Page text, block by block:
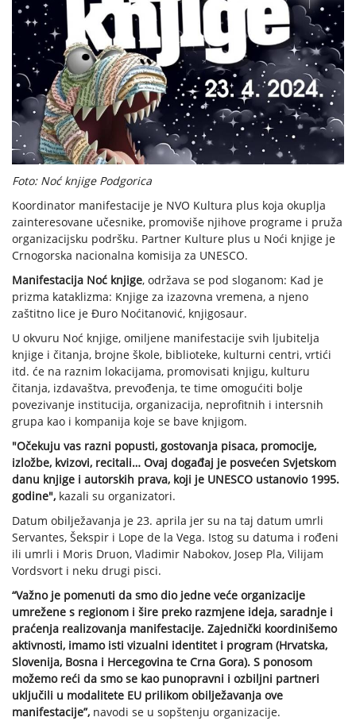
Foto: Noć knjige Podgorica
Koordinator manifestacije je NVO Kultura plus koja okuplja
zainteresovane učesnike, promoviše njihove programe i pruža
organizacijsku podršku. Partner Kulture plus u Noći knjige je
Crnogorska nacionalna komisija za UNESCO.
Manifestacija Noć knjige, održava se pod sloganom: Kad je
prizma kataklizma: Knjige za izazovna vremena, a njeno
zaštitno lice je Đuro Noćitanović, knjigosaur.
U okvuru Noć knjige, omiljene manifestacije svih ljubitelja
knjige i čitanja, brojne škole, biblioteke, kulturni centri, vrtići
itd. će na raznim lokacijama, promovisati knjigu, kulturu
čitanja, izdavaštva, prevođenja, te time omogućiti bolje
povezivanje institucija, organizacija, neprofitnih i intersnih
grupa kao i kompanija koje se bave knjigom.
"Očekuju vas razni popusti, gostovanja pisaca, promocije,
izložbe, kvizovi, recitali… Ovaj događaj je posvećen Svjetskom
danu knjige i autorskih prava, koji je UNESCO ustanovio 1995.
godine", kazali su organizatori.
Datum obilježavanja je 23. aprila jer su na taj datum umrli
Servantes, Šekspir i Lope de la Vega. Istog su datuma i rođeni
ili umrli i Moris Druon, Vladimir Nabokov, Josep Pla, Vilijam
Vordsvort i neku drugi pisci.
“Važno je pomenuti da smo dio jedne veće organizacije
umrežene s regionom i šire preko razmjene ideja, saradnje i
praćenja realizovanja manifestacije. Zajednički koordinišemo
aktivnosti, imamo isti vizualni identitet i program (Hrvatska,
Slovenija, Bosna i Hercegovina te Crna Gora). S ponosom
možemo reći da smo se kao punopravni i ozbiljni partneri
uključili u modalitete EU prilikom obilježavanja ove
manifestacije”, navodi se u sopštenju organizacije.